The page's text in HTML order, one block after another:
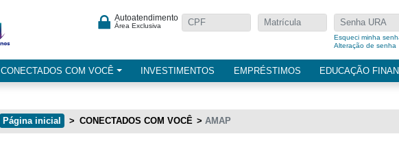
Autoatendimento
Área Exclusiva
Esqueci minha
Alteração de senha
CONECTADOS COM VOCÊ INVESTIMENTOS EMPRÉSTIMOS EDUCAÇÃO
Página inicial CONECTADOS COM VOCÊ AMAP